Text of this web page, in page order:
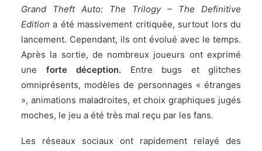
Grand Theft Auto: The Trilogy – The Definitive
Edition a été massivement critiquée, surtout lors du
lancement. Cependant, ils ont évolué avec le temps.
Après la sortie, de nombreux joueurs ont exprimé
une forte déception. Entre bugs et glitches
omniprésents, modèles de personnages « étranges
», animations maladroites, et choix graphiques jugés
moches, le jeu a été très mal reçu par les fans.
Les réseaux sociaux ont rapidement relayé des